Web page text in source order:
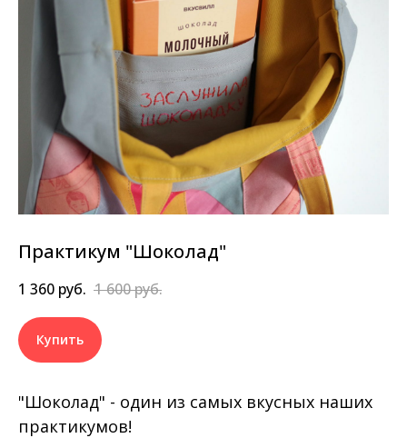
Практикум "Шоколад"
1 360 руб. 1 600руб.
Купить
"Шоколад" - один из самых вкусных наших
практикумов!